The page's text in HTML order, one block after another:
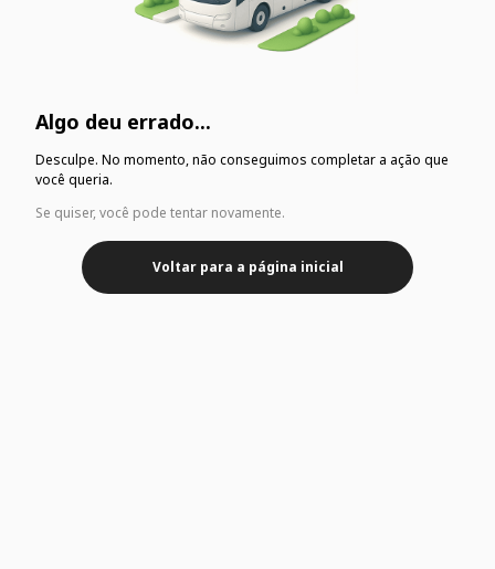
Algo deu errado...
Desculpe. No momento, não conseguimos completar a ação que
você queria.
Se quiser, você pode tentar novamente.
Voltar para a página inicial